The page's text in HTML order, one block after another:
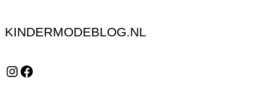
KINDERMODEBLOG.NL
Instagram Facebook